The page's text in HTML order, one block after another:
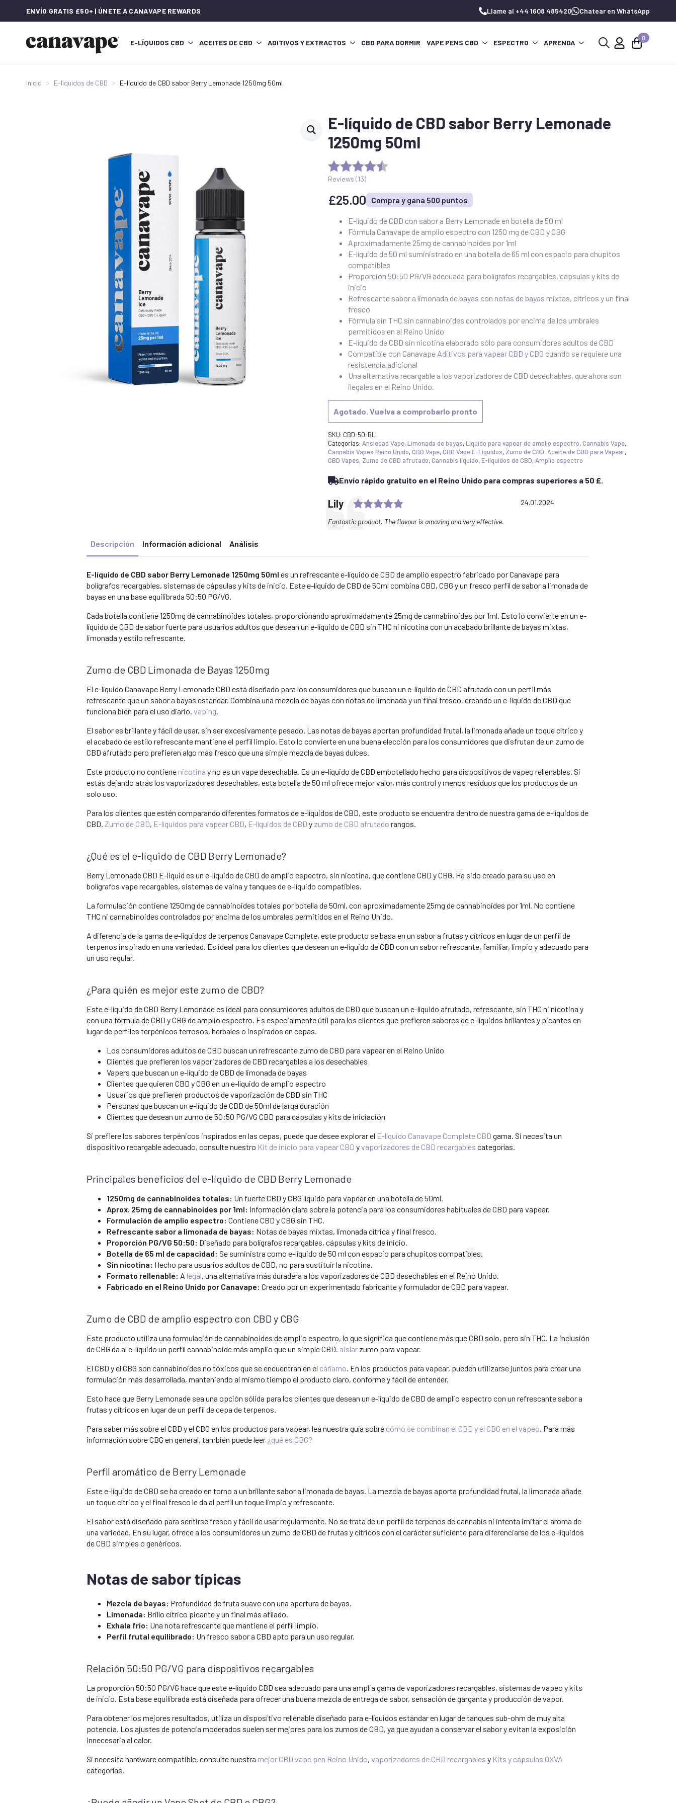
ENVÍO GRATIS £50+ | ÚNETE A CANAVAPE REWARDS Llame al +44 1608 485420 Chatear en WhatsApp
E-LÍQUIDOS CBD ACEITES DE CBD ADITIVOS Y EXTRACTOS CBD PARA DORMIR VAPE PENS CBD ESPECTRO APRENDA
0
Inicio E-líquidos de CBD E-líquido de CBD sabor Berry Lemonade 1250mg 50ml
E-líquido de CBD sabor Berry Lemonade
1250mg 50ml
Reviews (13)
£25.00 Compra y gana 500 puntos
E-líquido de CBD con sabor a Berry Lemonade en botella de 50 ml
Fórmula Canavape de amplio espectro con 1250 mg de CBD y CBG
Aproximadamente 25mg de cannabinoides por 1ml
E-líquido de 50 ml suministrado en una botella de 65 ml con espacio para chupitos
compatibles
Proporción 50:50 PG/VG adecuada para bolígrafos recargables, cápsulas y kits de
inicio
Refrescante sabor a limonada de bayas con notas de bayas mixtas, cítricos y un final
fresco
Fórmula sin THC sin cannabinoides controlados por encima de los umbrales
permitidos en el Reino Unido
E-líquido de CBD sin nicotina elaborado sólo para consumidores adultos de CBD
Compatible con Canavape Aditivos para vapear CBD y CBG cuando se requiere una
resistencia adicional
Una alternativa recargable a los vaporizadores de CBD desechables, que ahora son
ilegales en el Reino Unido.
Agotado. Vuelva a comprobarlo pronto
SKU: CBD-50-BLI
Categorías: Ansiedad Vape,Limonada de bayas,Líquido para vapear de amplio espectro,Cannabis Vape,
Cannabis Vapes Reino Unido,CBD Vape,CBD Vape E-Líquidos, Zumo de CBD,Aceite de CBD para Vapear,
CBD Vapes, Zumo de CBD afrutado,Cannabis líquido,E-líquidos de CBD,Amplio espectro
Envío rápido gratuito en el Reino Unido para compras superiores a 50 £.
Testimonial
Author:
Lily Date:
24.01.2024
Text:
Fantastic product. The flavour is amazing and very effective.
Descripción Información adicional Análisis
E-líquido de CBD sabor Berry Lemonade 1250mg 50ml es un refrescante e-líquido de CBD de amplio espectro fabricado por Canavape para
bolígrafos recargables, sistemas de cápsulas y kits de inicio. Este e-líquido de CBD de 50ml combina CBD, CBG y un fresco perfil de sabor a limonada de
bayas en una base equilibrada 50:50 PG/VG.
Cada botella contiene 1250mg de cannabinoides totales, proporcionando aproximadamente 25mg de cannabinoides por 1ml. Esto lo convierte en un e-
líquido de CBD de sabor fuerte para usuarios adultos que desean un e-líquido de CBD sin THC ni nicotina con un acabado brillante de bayas mixtas,
limonada y estilo refrescante.
Zumo de CBD Limonada de Bayas 1250mg
El e-líquido Canavape Berry Lemonade CBD está diseñado para los consumidores que buscan un e-líquido de CBD afrutado con un perfil más
refrescante que un sabor a bayas estándar. Combina una mezcla de bayas con notas de limonada y un final fresco, creando un e-líquido de CBD que
funciona bien para el uso diario. vaping.
El sabor es brillante y fácil de usar, sin ser excesivamente pesado. Las notas de bayas aportan profundidad frutal, la limonada añade un toque cítrico y
el acabado de estilo refrescante mantiene el perfil limpio. Esto lo convierte en una buena elección para los consumidores que disfrutan de un zumo de
CBD afrutado pero prefieren algo más fresco que una simple mezcla de bayas dulces.
Este producto no contiene nicotina y no es un vape desechable. Es un e-líquido de CBD embotellado hecho para dispositivos de vapeo rellenables. Si
estás dejando atrás los vaporizadores desechables, esta botella de 50 ml ofrece mejor valor, más control y menos residuos que los productos de un
solo uso.
Para los clientes que estén comparando diferentes formatos de e-líquidos de CBD, este producto se encuentra dentro de nuestra gama de e-líquidos de
CBD. Zumo de CBD, E-líquidos para vapear CBD, E-líquidos de CBD y zumo de CBD afrutado rangos.
¿Qué es el e-líquido de CBD Berry Lemonade?
Berry Lemonade CBD E-liquid es un e-líquido de CBD de amplio espectro, sin nicotina, que contiene CBD y CBG. Ha sido creado para su uso en
bolígrafos vape recargables, sistemas de vaina y tanques de e-líquido compatibles.
La formulación contiene 1250mg de cannabinoides totales por botella de 50ml, con aproximadamente 25mg de cannabinoides por 1ml. No contiene
THC ni cannabinoides controlados por encima de los umbrales permitidos en el Reino Unido.
A diferencia de la gama de e-líquidos de terpenos Canavape Complete, este producto se basa en un sabor a frutas y cítricos en lugar de un perfil de
terpenos inspirado en una variedad. Es ideal para los clientes que desean un e-líquido de CBD con un sabor refrescante, familiar, limpio y adecuado para
un uso regular.
¿Para quién es mejor este zumo de CBD?
Este e-líquido de CBD Berry Lemonade es ideal para consumidores adultos de CBD que buscan un e-líquido afrutado, refrescante, sin THC ni nicotina y
con una fórmula de CBD y CBG de amplio espectro. Es especialmente útil para los clientes que prefieren sabores de e-líquidos brillantes y picantes en
lugar de perfiles terpénicos terrosos, herbales o inspirados en cepas.
Los consumidores adultos de CBD buscan un refrescante zumo de CBD para vapear en el Reino Unido
Clientes que prefieren los vaporizadores de CBD recargables a los desechables
Vapers que buscan un e-líquido de CBD de limonada de bayas
Clientes que quieren CBD y CBG en un e-líquido de amplio espectro
Usuarios que prefieren productos de vaporización de CBD sin THC
Personas que buscan un e-líquido de CBD de 50ml de larga duración
Clientes que desean un zumo de 50:50 PG/VG CBD para cápsulas y kits de iniciación
Si prefiere los sabores terpénicos inspirados en las cepas, puede que desee explorar el E-líquido Canavape Complete CBD gama. Si necesita un
dispositivo recargable adecuado, consulte nuestro Kit de inicio para vapear CBD yvaporizadores de CBD recargables categorías.
Principales beneficios del e-líquido de CBD Berry Lemonade
1250mg de cannabinoides totales: Un fuerte CBD y CBG líquido para vapear en una botella de 50ml.
Aprox. 25mg de cannabinoides por 1ml: Información clara sobre la potencia para los consumidores habituales de CBD para vapear.
Formulación de amplio espectro: Contiene CBD y CBG sin THC.
Refrescante sabor a limonada de bayas: Notas de bayas mixtas, limonada cítrica y final fresco.
Proporción PG/VG 50:50: Diseñado para bolígrafos recargables, cápsulas y kits de inicio.
Botella de 65 ml de capacidad: Se suministra como e-líquido de 50 ml con espacio para chupitos compatibles.
Sin nicotina: Hecho para usuarios adultos de CBD, no para sustituir la nicotina.
Formato rellenable: A legal, una alternativa más duradera a los vaporizadores de CBD desechables en el Reino Unido.
Fabricado en el Reino Unido por Canavape: Creado por un experimentado fabricante y formulador de CBD para vapear.
Zumo de CBD de amplio espectro con CBD y CBG
Este producto utiliza una formulación de cannabinoides de amplio espectro, lo que significa que contiene más que CBD solo, pero sin THC. La inclusión
de CBG da al e-líquido un perfil cannabinoide más amplio que un simple CBD. aislar zumo para vapear.
El CBD y el CBG son cannabinoides no tóxicos que se encuentran en el cáñamo. En los productos para vapear, pueden utilizarse juntos para crear una
formulación más desarrollada, manteniendo al mismo tiempo el producto claro, conforme y fácil de entender.
Esto hace que Berry Lemonade sea una opción sólida para los clientes que desean un e-líquido de CBD de amplio espectro con un refrescante sabor a
frutas y cítricos en lugar de un perfil de cepa de terpenos.
Para saber más sobre el CBD y el CBG en los productos para vapear, lea nuestra guía sobre cómo se combinan el CBD y el CBG en el vapeo. Para más
información sobre CBG en general, también puede leer ¿qué es CBG?
Perfil aromático de Berry Lemonade
Este e-líquido de CBD se ha creado en torno a un brillante sabor a limonada de bayas. La mezcla de bayas aporta profundidad frutal, la limonada añade
un toque cítrico y el final fresco le da al perfil un toque limpio y refrescante.
El sabor está diseñado para sentirse fresco y fácil de usar regularmente. No se trata de un perfil de terpenos de cannabis ni intenta imitar el aroma de
una variedad. En su lugar, ofrece a los consumidores un zumo de CBD de frutas y cítricos con el carácter suficiente para diferenciarse de los e-líquidos
de CBD simples o genéricos.
Notas de sabor típicas
Mezcla de bayas: Profundidad de fruta suave con una apertura de bayas.
Limonada: Brillo cítrico picante y un final más afilado.
Exhala frío: Una nota refrescante que mantiene el perfil limpio.
Perfil frutal equilibrado: Un fresco sabor a CBD apto para un uso regular.
Relación 50:50 PG/VG para dispositivos recargables
La proporción 50:50 PG/VG hace que este e-líquido CBD sea adecuado para una amplia gama de vaporizadores recargables, sistemas de vapeo y kits
de inicio. Esta base equilibrada está diseñada para ofrecer una buena mezcla de entrega de sabor, sensación de garganta y producción de vapor.
Para obtener los mejores resultados, utiliza un dispositivo rellenable diseñado para e-líquidos estándar en lugar de tanques sub-ohm de muy alta
potencia. Los ajustes de potencia moderados suelen ser mejores para los zumos de CBD, ya que ayudan a conservar el sabor y evitan la exposición
innecesaria al calor.
Si necesita hardware compatible, consulte nuestra mejor CBD vape pen Reino Unido, vaporizadores de CBD recargables y Kits y cápsulas OXVA
categorías.